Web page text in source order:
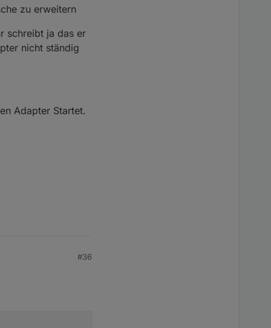
zu erweitern
schreibt ja das er
nicht ständig
Adapter Startet.
#36